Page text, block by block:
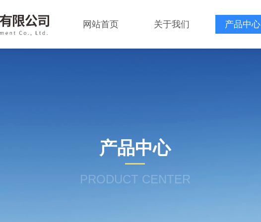
网站首页 关于我们 产品中心
产品中心
PRODUCT CENTER